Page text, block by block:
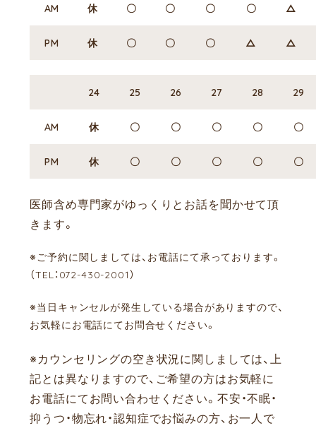
AM 休 〇 〇 〇 〇 △
PM 休 〇 〇 〇 △ △
24 25 26 27 28 29
AM 休 〇 〇 〇 〇 〇
PM 休 〇 〇 〇 〇 〇
医師含め専門家がゆっくりとお話を聞かせて頂
きます。
※ご予約に関しましては、お電話にて承っております。
（TEL：072-430-2001）
※当日キャンセルが発生している場合がありますので、
お気軽にお電話にてお問合せください。
※カウンセリングの空き状況に関しましては、上
記とは異なりますので、ご希望の方はお気軽に
お電話にてお問い合わせください。 不安・不眠・
抑うつ・物忘れ・認知症でお悩みの方、お一人で